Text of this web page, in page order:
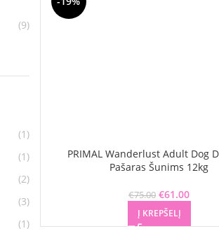
(9)
(1)
(1)
(2)
(3)
(1)
PRIMAL Wanderlust Adult Dog
Pašaras Šunims 12kg
€75.00
Original
€61.00
Į KREPŠELĮ